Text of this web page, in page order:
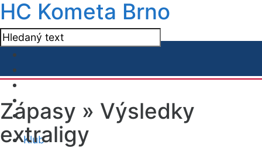
HC Kometa Brno
Klub
Zápasy » Výsledky
extraligy